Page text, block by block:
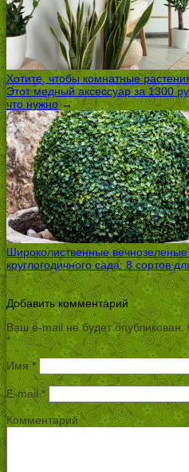
Хотите, чтобы комнатные
Этот медный аксессуар за 1300
что нужно→
Широколиственные
круглогодичного сада: 8 сортов
Добавить комментарий
Ваш e-mail не будет опубликован.
*
Имя *
E-mail*
Комментарий